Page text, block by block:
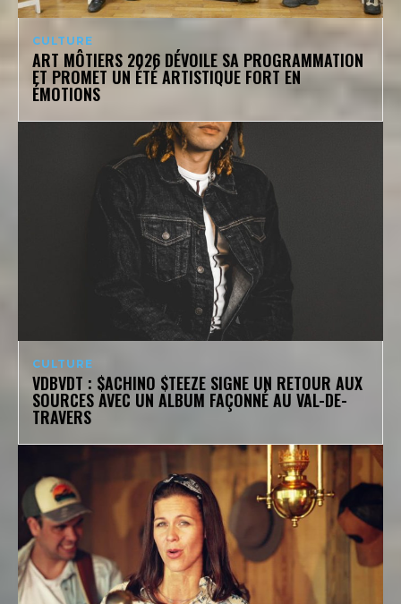
CULTURE
ART MÔTIERS 2026 DÉVOILE SA PROGRAMMATION
ET PROMET UN ÉTÉ ARTISTIQUE FORT EN
ÉMOTIONS
CULTURE
VDBVDT : $ACHINO $TEEZE SIGNE UN RETOUR AUX
SOURCES AVEC UN ALBUM FAÇONNÉ AU VAL-DE-
TRAVERS